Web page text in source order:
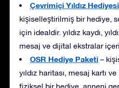
Çevrimiçi Yıldız Hediyesi
kişiselleştirilmiş bir hediye,
için idealdir. yıldız kaydı,
mesaj ve dijital ekstralar
OSR Hediye Paketi –
yıldız haritası, mesaj kartı